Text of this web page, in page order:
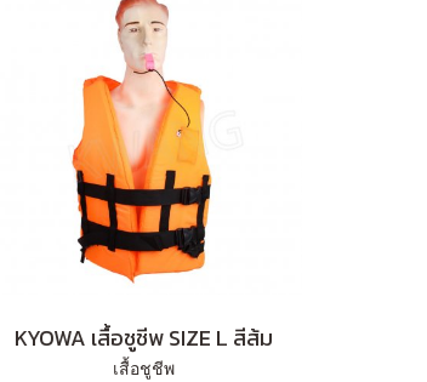
KYOWA เสื้อชูชีพ SIZE L สีส้ม
เสื้อชูชีพ